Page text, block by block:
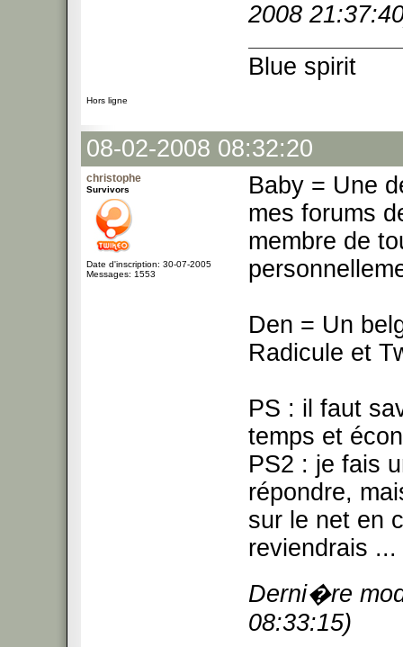
2008
Blue spirit
Hors ligne
08-02-2008 08:32:20
christophe
Survivors
Date d'inscription: 30-07-2005
Messages: 1553
Baby = Une
mes forums
membre de
Den = Un
Radicule et
PS : il faut
temps et
PS2 : je fais
répondre,
sur le net en
reviendrais ...
Derni�re
08:33:15)